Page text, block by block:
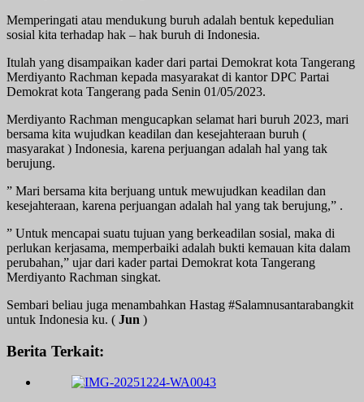
Memperingati atau mendukung buruh adalah bentuk kepedulian
sosial kita terhadap hak – hak buruh di Indonesia.
Itulah yang disampaikan kader dari partai Demokrat kota Tangerang
Merdiyanto Rachman kepada masyarakat di kantor DPC Partai
Demokrat kota Tangerang pada Senin 01/05/2023.
Merdiyanto Rachman mengucapkan selamat hari buruh 2023, mari
bersama kita wujudkan keadilan dan kesejahteraan buruh (
masyarakat ) Indonesia, karena perjuangan adalah hal yang tak
berujung.
” Mari bersama kita berjuang untuk mewujudkan keadilan dan
kesejahteraan, karena perjuangan adalah hal yang tak berujung,” .
” Untuk mencapai suatu tujuan yang berkeadilan sosial, maka di
perlukan kerjasama, memperbaiki adalah bukti kemauan kita dalam
perubahan,” ujar dari kader partai Demokrat kota Tangerang
Merdiyanto Rachman singkat.
Sembari beliau juga menambahkan Hastag #Salamnusantarabangkit
untuk Indonesia ku. ( Jun )
Berita Terkait: